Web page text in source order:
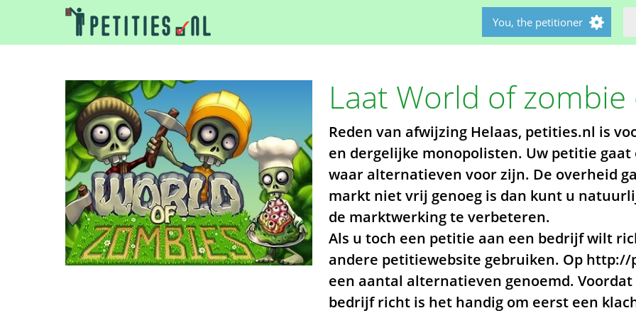
You, the petitioner
Laat World of zombie
Reden van afwijzing Helaas, petities.nl is
en dergelijke monopolisten. Uw petitie
waar alternatieven voor zijn. De overheid
markt niet vrij genoeg is dan kunt u
de marktwerking te verbeteren.
Als u toch een petitie aan een bedrijf wilt
andere petitiewebsite gebruiken. Op
een aantal alternatieven genoemd.
bedrijf richt is het handig om eerst een